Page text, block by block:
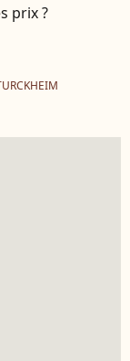
prix ?